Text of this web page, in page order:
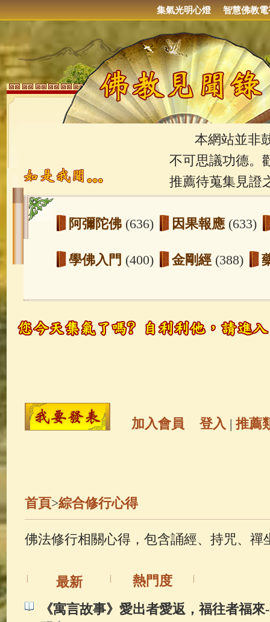
集氣光明心燈 智慧佛教電
本網站並非鼓
不可思議功德。
推薦待蒐集見證
阿彌陀佛 (636) 因果報應 (633)
學佛入門 (400) 金剛經 (388)
玉曆寶鈔(236) 地藏經(225)
觀世音菩薩 (147) 聖救度佛母(
金山活佛
善財童子五十三參
佛典故事(36) 佛說療痔(腫瘤)
加入會員 登入 | 推薦
首頁>綜合修行心得
佛法修行相關心得，包含誦經、持咒、禪
最新
熱門度
《寓言故事》愛出者愛返，福往者福